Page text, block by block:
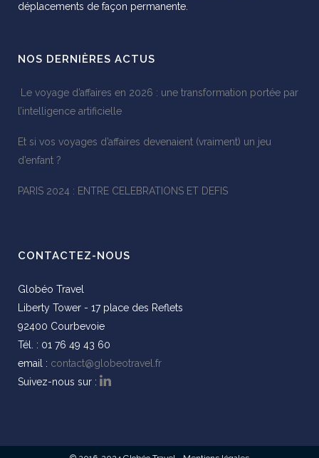
déplacements de façon permanente.
NOS DERNIÈRES ACTUS
Le voyage d’affaires en 2026 : une transformation portée par
l’intelligence artificielle
Et si vos voyages d’affaires devenaient (vraiment) un jeu
d’enfant ?
PARIS 2024 : ENTRE CELEBRATIONS ET DEFIS
CONTACTEZ-NOUS
Globéo Travel
Liberty Tower - 17 place des Reflets
92400 Courbevoie
Tél. : 01 76 49 43 60
email : contact@globeotravel.fr
Suivez-nous sur :